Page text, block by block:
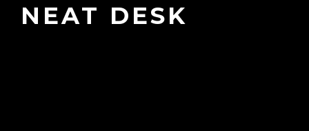
NEAT DESK